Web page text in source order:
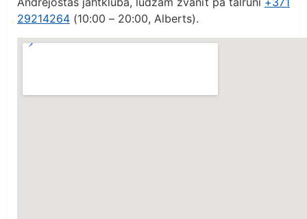
29214264 (10:00 – 20:00, Alberts).